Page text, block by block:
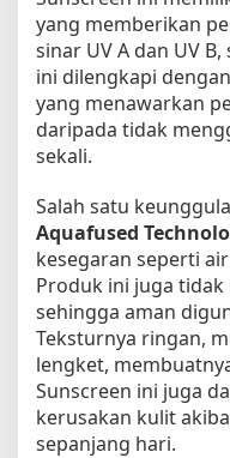
yang memberikan
sinar UV A dan UV
ini dilengkapi dengan
yang menawarkan
daripada tidak
sekali.
Salah satu
Aquafused
kesegaran seperti
Produk ini juga
sehingga aman
Teksturnya ringan,
lengket,
Sunscreen ini juga
kerusakan kulit
sepanjang hari.